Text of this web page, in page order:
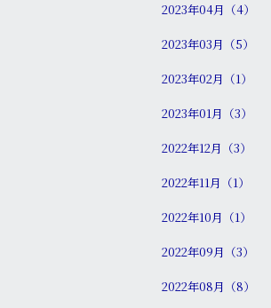
2023年04月（4）
2023年03月（5）
2023年02月（1）
2023年01月（3）
2022年12月（3）
2022年11月（1）
2022年10月（1）
2022年09月（3）
2022年08月（8）